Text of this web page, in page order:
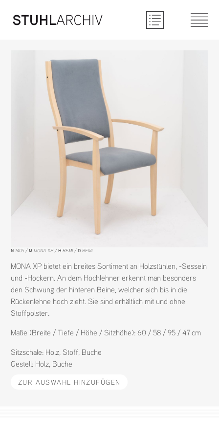
N 1405 M MONA XP H REMI D REMI
MONA XP bietet ein breites Sortiment an Holzstühlen, -Sesseln
und -Hockern. An dem Hochlehner erkennt man besonders
den Schwung der hinteren Beine, welcher sich bis in die
Rückenlehne hoch zieht. Sie sind erhältlich mit und ohne
Stoffpolster.
Maße (Breite / Tiefe / Höhe / Sitzhöhe): 60 / 58 / 95 / 47 cm
Sitzschale: Holz, Stoff, Buche
Gestell: Holz, Buche